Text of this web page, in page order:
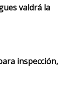
valdrá la
inspección,